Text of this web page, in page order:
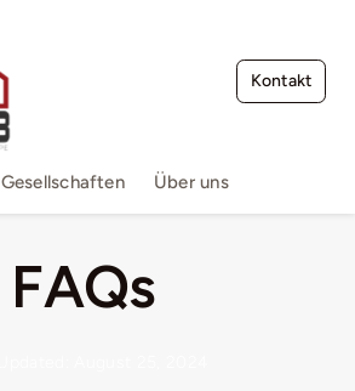
Kontakt
Gesellschaften Über uns
FAQs